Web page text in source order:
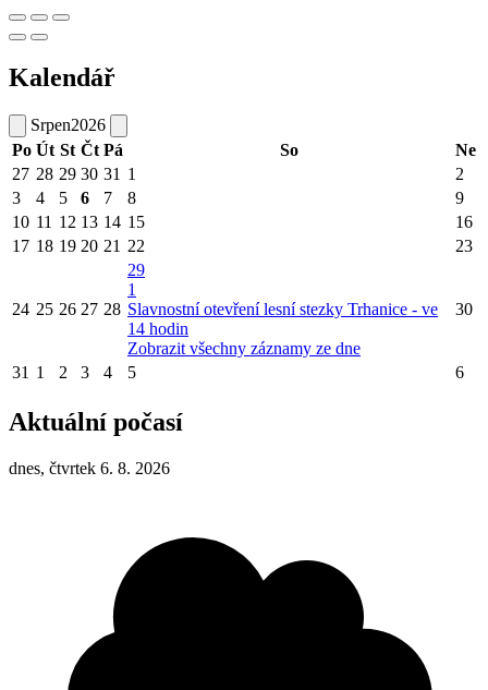
Kalendář
Srpen2026
Po Út St Čt Pá So
Ne
27 28 29 30 31 1
2
3
4 5 6 7 8
9
10 11 12 13 14 15
16
17 18 19 20 21 22 23
24 25 26 27 28
29
1
Slavnostní otevření lesní stezky Trhanice - ve
14 hodin
Zobrazit všechny záznamy ze dne
30
31 1 2 3 4 5 6
Aktuální počasí
dnes, čtvrtek 6. 8. 2026